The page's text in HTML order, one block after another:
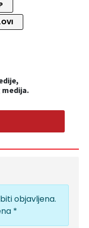
objavljena.
*